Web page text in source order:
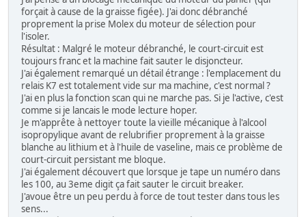
forçait à cause de la graisse figée). J'ai donc débranché
proprement la prise Molex du moteur de sélection pour
l'isoler.
Résultat : Malgré le moteur débranché, le court-circuit est
toujours franc et la machine fait sauter le disjoncteur.
J'ai également remarqué un détail étrange : l'emplacement du
relais K7 est totalement vide sur ma machine, c'est normal ?
J'ai en plus la fonction scan qui ne marche pas. Si je l'active, c'est
comme si je lancais le mode lecture hoper.
Je m'apprête à nettoyer toute la vieille mécanique à l'alcool
isopropylique avant de relubrifier proprement à la graisse
blanche au lithium et à l'huile de vaseline, mais ce problème de
court-circuit persistant me bloque.
J'ai également découvert que lorsque je tape un numéro dans
les 100, au 3eme digit ça fait sauter le circuit breaker.
J'avoue être un peu perdu à force de tout tester dans tous les
sens...